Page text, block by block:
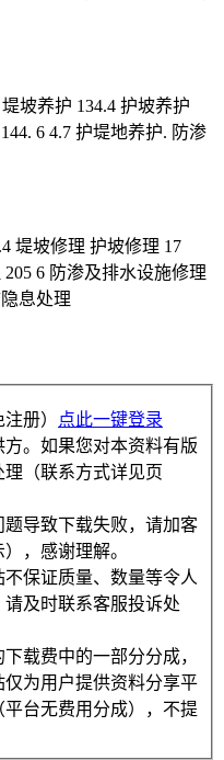
坡养护 134.4 护坡养护
6 4.7 护堤地养护. 防渗
堤坡修理 护坡修理 17
6 防渗及排水设施修理
息处理
册）
点此一键登录
。如果您对本资料有版
（联系方式详见页
导致下载失败，请加客
，感谢理解。
保证质量、数量等令人
及时联系客服投诉处
载费中的一部分分成，
为用户提供资料分享平
台无费用分成），不提